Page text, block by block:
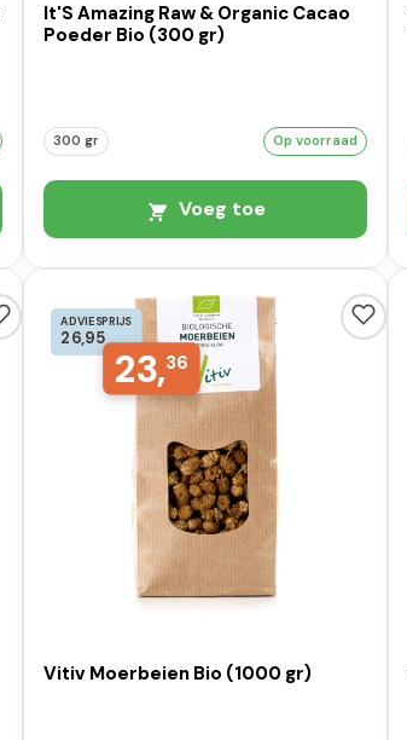
It'S Amazing Raw & Organic Cacao
Poeder Bio (300 gr)
300 gr Op voorraad
Voeg toe
ADVIESPRIJS
26,95
23,36
Vitiv Moerbeien Bio (1000 gr)